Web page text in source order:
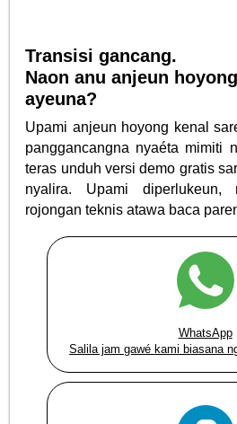
Transisi gancang.
Naon anu anjeun
ayeuna?
Upami anjeun hoyong kenal
panggancangna nyaéta mimiti
teras unduh versi demo gratis
nyalira. Upami diperlukeun,
rojongan teknis atawa baca
WhatsApp
Salila jam gawé kami biasana